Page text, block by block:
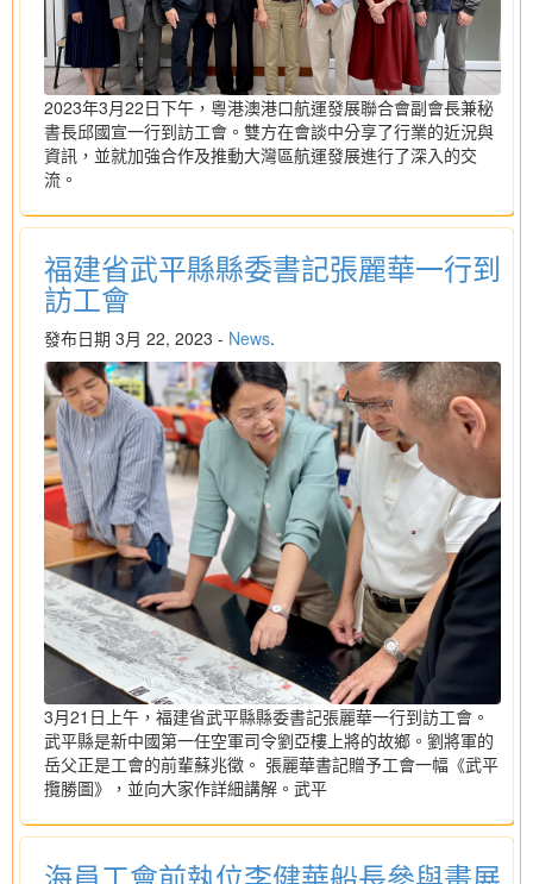
2023年3月22日下午，粵港澳港口航運發展聯合會副會長兼秘
書長邱國宣一行到訪工會。雙方在會談中分享了行業的近況與
資訊，並就加強合作及推動大灣區航運發展進行了深入的交
流。
福建省武平縣縣委書記張麗華一行到
訪工會
發布日期 3月 22, 2023 - News.
3月21日上午，福建省武平縣縣委書記張麗華一行到訪工會。
武平縣是新中國第一任空軍司令劉亞樓上將的故鄉。劉將軍的
岳父正是工會的前輩蘇兆徵。 張麗華書記贈予工會一幅《武平
攬勝圖》，並向大家作詳細講解。武平